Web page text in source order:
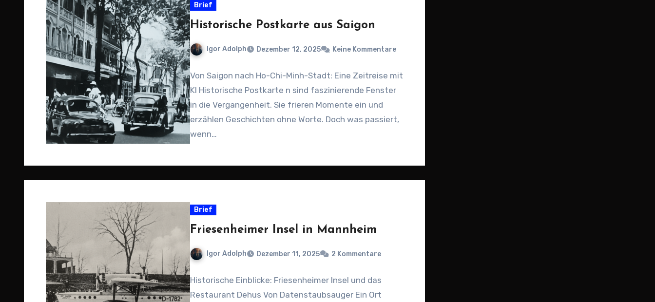
Brief
Historische Postkarte aus Saigon
Igor Adolph Dezember 12, 2025 Keine Kommentare
Von Saigon nach Ho-Chi-Minh-Stadt: Eine Zeitreise mit
KI Historische Postkarte n sind faszinierende Fenster
in die Vergangenheit. Sie frieren Momente ein und
erzählen Geschichten ohne Worte. Doch was passiert,
wenn…
Brief
Friesenheimer Insel in Mannheim
Igor Adolph Dezember 11, 2025 2 Kommentare
Historische Einblicke: Friesenheimer Insel und das
Restaurant Dehus Von Datenstaubsauger Ein Ort